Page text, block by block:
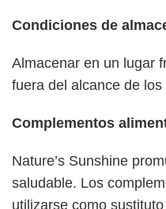
Condiciones de
Almacenar en un lugar
fuera del alcance de
Complementos
Nature’s Sunshine
saludable. Los
utilizarse como